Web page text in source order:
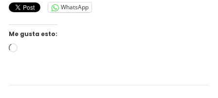
WhatsApp
Me gusta esto:
Cargando...